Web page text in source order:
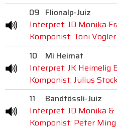
09 Flionalp-Juiz
Interpret: JD Monika
Komponist: Toni Vogler
10
Mi Heimat
Interpret: JK Heimelig
Komponist: Julius
11
Bandtössli-Juiz
Interpret: JD Monika
Komponist: Peter Ming